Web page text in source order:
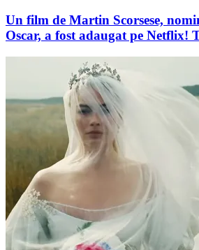
Un film de Martin Scorsese,
Oscar, a fost adaugat pe Netflix!